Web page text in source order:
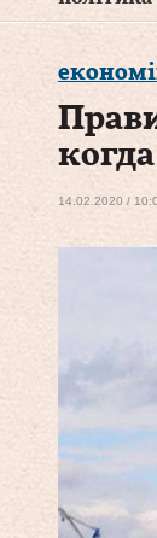
14.02.2020 /